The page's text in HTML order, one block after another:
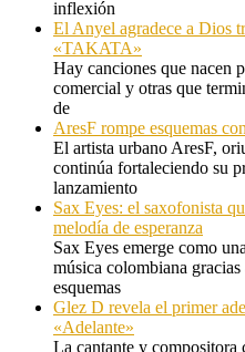
inflexión
El Anyel agradece a Dios
«TAKATA»
Hay canciones que nacen
comercial y otras que
de
AresF rompe esquemas
El artista urbano AresF,
continúa fortaleciendo su
lanzamiento
Sax Eyes: el saxofonista
melodía de esperanza
Sax Eyes emerge como
música colombiana
esquemas
Glez D revela el primer
«Adelante»
La cantante y compositora